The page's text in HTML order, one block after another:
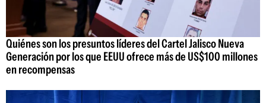
Quiénes son los presuntos líderes del Cartel Jalisco Nueva
Generación por los que EEUU ofrece más de US$100 millones
en recompensas